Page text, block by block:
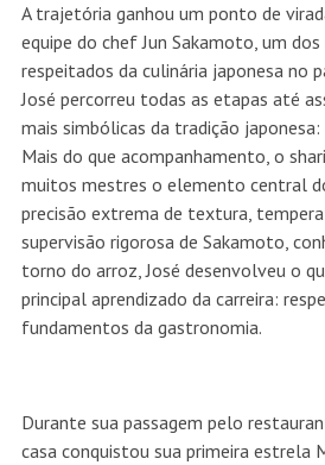
A trajetória ganhou um ponto de
equipe do chef Jun Sakamoto, um
respeitados da culinária japonesa no
José percorreu todas as etapas até
mais simbólicas da tradição
Mais do que acompanhamento, o
muitos mestres o elemento central
precisão extrema de textura,
supervisão rigorosa de Sakamoto,
torno do arroz, José desenvolveu o
principal aprendizado da carreira:
fundamentos da gastronomia.
Durante sua passagem pelo
casa conquistou sua primeira estrela